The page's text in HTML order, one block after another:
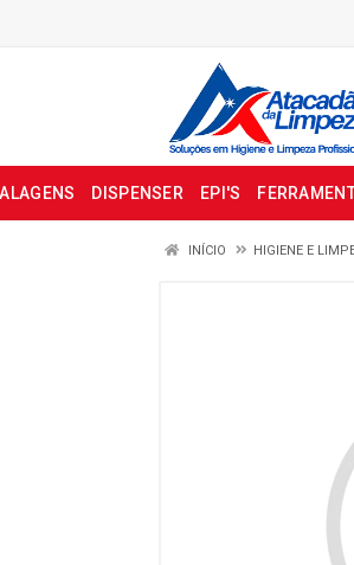
DISPENSER EPI'S
INÍCIO HIGIENE E